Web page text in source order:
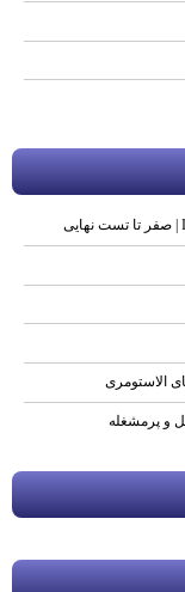
و پرمشغله